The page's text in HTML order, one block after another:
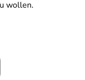
wollen.